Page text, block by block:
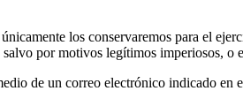
los conservaremos para el
salvo por motivos legítimos imperiosos, o
de un correo electrónico indicado en